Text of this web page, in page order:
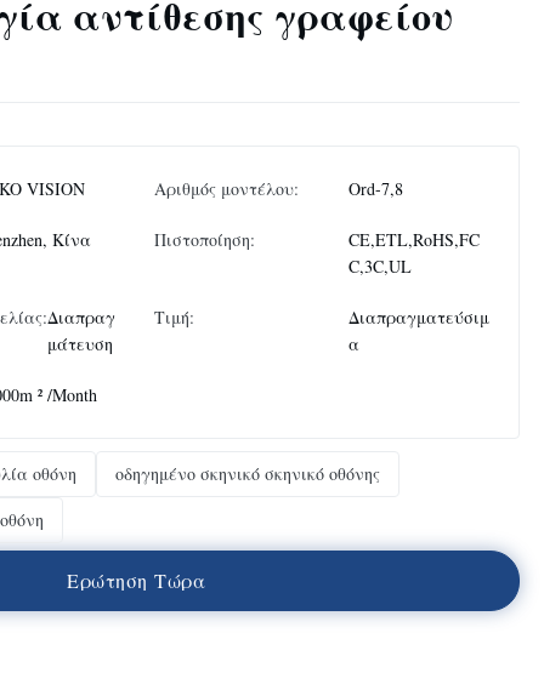
αντίθεσης γραφείου
VISION Αριθμός μοντέλου: Ord-7,8
Κίνα Πιστοποίηση:
CE,ETL,RoHS,FC
C,3C,UL
Διαπραγ
μάτευση
Τιμή:
Διαπραγματεύσιμ
α
² /Month
οθόνη
οδηγημένο σκηνικό σκηνικό οθόνης
Ερώτηση Τώρα